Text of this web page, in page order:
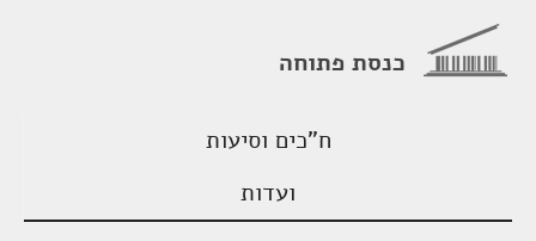
כנסת פתוחה
ח"כים וסיעות
ועדות